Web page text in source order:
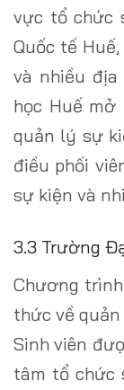
vực tổ chức
Quốc tế
và nhiều
học Huế
quản lý sự
điều phối
sự kiện và
3.3 Trường
Chương
thức về
Sinh viên
tâm tổ chức